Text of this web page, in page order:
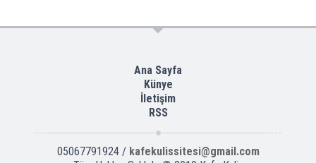
Ana Sayfa
Künye
İletişim
RSS
05067791924 / kafekulissitesi@gmail.com